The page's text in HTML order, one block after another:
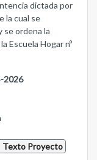
dictada por
la cual se
se ordena la
Escuela Hogar nº
2026
Texto Proyecto